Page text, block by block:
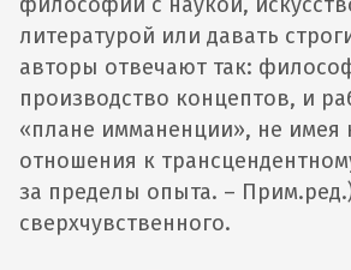
литературой или давать
авторы отвечают так:
производство концептов, и
«плане имманенции», не имея
отношения к
за пределы опыта. –
сверхчувственного.